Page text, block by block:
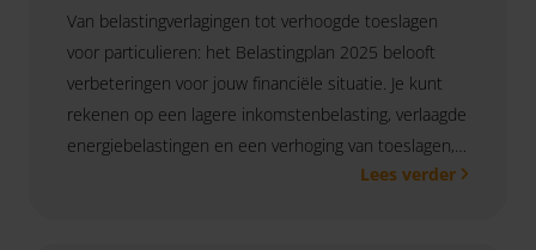
Van belastingverlagingen tot verhoogde toeslagen
voor particulieren: het Belastingplan 2025 belooft
verbeteringen voor jouw financiële situatie. Je kunt
rekenen op een lagere inkomstenbelasting, verlaagde
energiebelastingen en een verhoging van toeslagen,
zoals huurtoeslag en kindgebonden budget. Deze
Lees verder